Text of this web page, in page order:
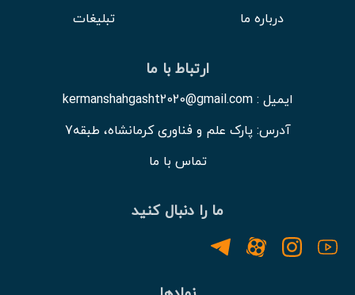
درباره ما
تبلیغات
ارتباط با ما
ایمیل : kermanshahgasht2020@gmail.com
آدرس: پارک علم و فناوری کرمانشاه، طبقه7
تماس با ما
ما را دنبال کنید